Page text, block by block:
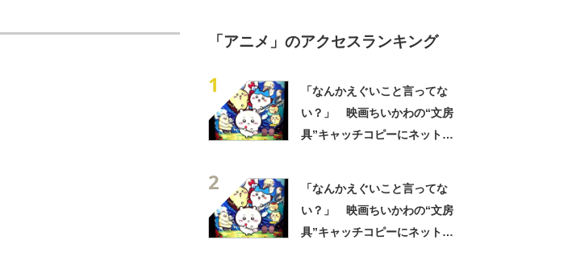
「アニメ」のアクセスランキング
1
「なんかえぐいこと言ってな
い？」 映画ちいかわの“文房
具”キャッチコピーにネット騒
2
「なんかえぐいこと言ってな
い？」 映画ちいかわの“文房
具”キャッチコピーにネット騒